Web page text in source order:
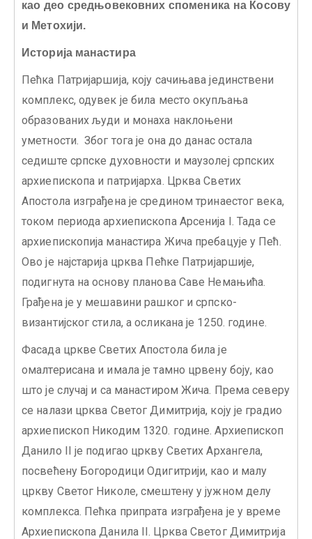
као део средњовековних споменика на Косову
и Метохији.
Историја манастира
Пећка Патријаршија, коју сачињава јединствени
комплекс, одувек је била место окупљања
образованих људи и монаха наклоњени
уметности. Због тога је она до данас остала
седиште српске духовности и маузолеј српских
архиепископа и патријарха. Црква Светих
Апостола изграђена је средином тринаестог века,
током периода архиепископа Арсенија I. Тада се
архиепископија манастира Жича пребацује у Пећ.
Ово је најстарија црква Пећке Патријаршије,
подигнута на основу планова Саве Немањића.
Грађена је у мешавини рашког и српско-
византијског стила, а осликана је 1250. године.
Фасада цркве Светих Апостола била је
омалтерисана и имала је тамно црвену боју, као
што је случај и са манастиром Жича. Према северу
се налази црква Светог Димитрија, коју је градио
архиепископ Никодим 1320. године. Архиепископ
Данило II је подигао цркву Светих Архангела,
посвећену Богородици Одигитрији, као и малу
цркву Светог Николе, смештену у јужном делу
комплекса. Пећка припрата изграђена је у време
Архиепископа Данила II. Црква Светог Димитрија